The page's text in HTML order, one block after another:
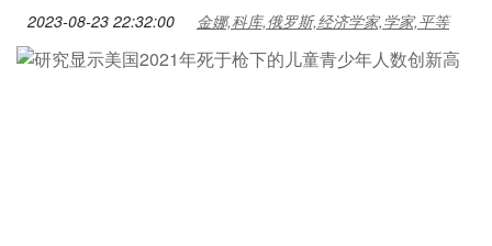
2023-08-23 22:32:00 金娜,科库,俄罗斯,经济学家,学家,平等